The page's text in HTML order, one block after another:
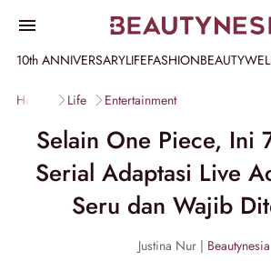
10th ANNIVERSARYLIFEFASHIONBEAUTY
Home Life Entertainment
Selain One Piece, Ini
Serial Adaptasi Live
Seru dan Wajib
Justina Nur | Beautynesia